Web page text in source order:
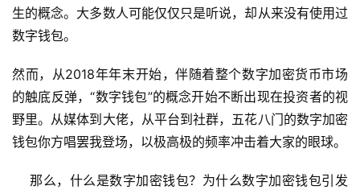
生的概念。大多数人可能仅仅只是听说，却从来没有使用过
数字钱包。
然而，从2018年年末开始，伴随着整个数字加密货币市场
的触底反弹，“数字钱包”的概念开始不断出现在投资者的视
野里。从媒体到大佬，从平台到社群，五花八门的数字加密
钱包你方唱罢我登场，以极高极的频率冲击着大家的眼球。